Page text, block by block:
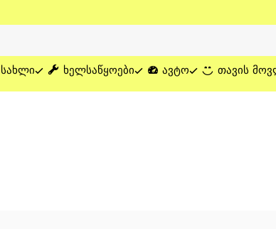
ᲡᲐᲮᲚᲘ ᲮᲔᲚᲡᲐᲬᲧᲝᲔᲑᲘ ᲐᲕᲢᲝ ᲗᲐᲕᲘᲡ